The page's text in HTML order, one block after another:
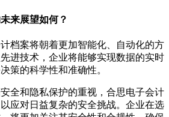
来展望如何？
档案将朝着更加智能化、自动化的方
进技术，企业将能够实现数据的实时
策的科学性和准确性。
全和隐私保护的重视，合思电子会计
应对日益复杂的安全挑战。企业在选